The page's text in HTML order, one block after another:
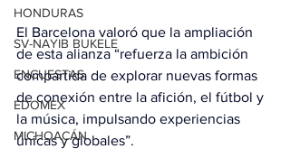
HONDURAS
SV-NAYIB BUKELE
ENCUESTAS
EDOMEX
MICHOACÁN
El Barcelona valoró que la ampliación
de esta alianza “refuerza la ambición
compartida de explorar nuevas formas
de conexión entre la afición, el fútbol y
la música, impulsando experiencias
únicas y globales”.